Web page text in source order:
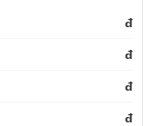
đ
đ
đ
đ